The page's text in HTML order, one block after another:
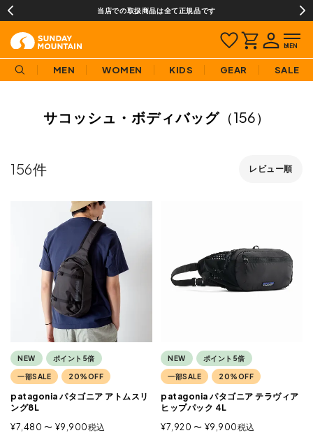
当店での取扱商品は全て正規品です
MEN WOMEN KIDS GEAR SALE
サコッシュ・ボディバッグ（156）
レビュー順
156
NEW ポイント5倍
一部SALE 20%OFF
patagonia パタゴニア アトムスリ
ング8L
¥7,480 〜 ¥9,900税込
NEW ポイント5倍
一部SALE 20%OFF
patagonia パタゴニア テラヴィア
ヒップパック 4L
¥7,920 〜 ¥9,900税込